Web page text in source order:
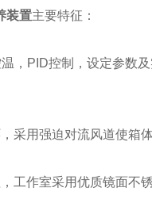
装置主要特征：
，PID控制，设定参数
采用强迫对流风道使箱
工作室采用优质镜面不